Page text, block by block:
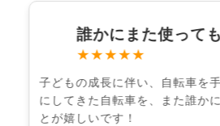
誰かにまた使って
★★★★★
子どもの成長に伴い、自転車を
にしてきた自転車を、また誰か
とが嬉しいです！